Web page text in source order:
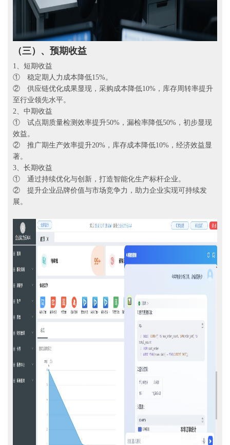
（三）、 预期收益
1、短期收益
① 稳定期人力成本降低15%。
② 供应链优化成果显现，采购成本降低10%，库存周转率提升
至行业领先水平。
2、中期收益
① 试点期质量检测效率提升50%，漏检率降低50%，初步显现
效益。
② 推广期生产效率提升20%，库存成本降低10%，经济效益显
著。
3、长期收益
① 通过持续优化与创新，打造智能化生产标杆企业。
② 提升企业品牌价值与市场竞争力，助力企业实现可持续发
展。